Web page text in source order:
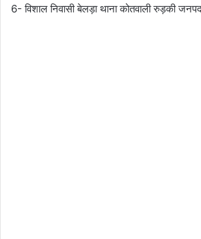
6- विशाल निवासी बेलड़ा थाना कोतवाली रुड़की जनपद